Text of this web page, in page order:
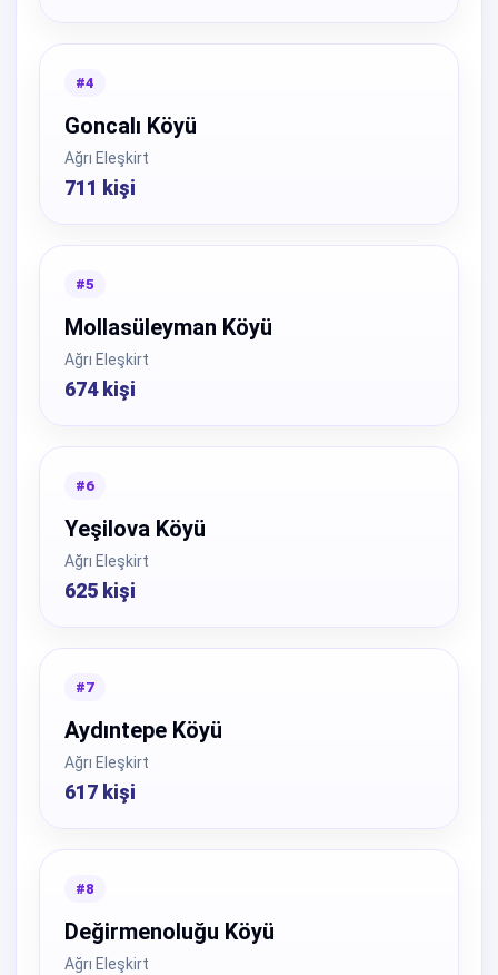
#4
Goncalı Köyü
Ağrı Eleşkirt
711 kişi
#5
Mollasüleyman Köyü
Ağrı Eleşkirt
674 kişi
#6
Yeşilova Köyü
Ağrı Eleşkirt
625 kişi
#7
Aydıntepe Köyü
Ağrı Eleşkirt
617 kişi
#8
Değirmenoluğu Köyü
Ağrı Eleşkirt